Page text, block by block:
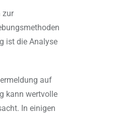
zur
ist die Analyse
auf
kann wertvolle
In einigen